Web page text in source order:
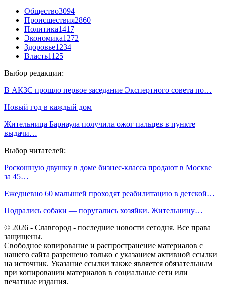
Общество3094
Происшествия2860
Политика1417
Экономика1272
Здоровье1234
Власть1125
Выбор редакции:
В АКЗС прошло первое заседание Экспертного совета по…
Новый год в каждый дом
Жительница Барнаула получила ожог пальцев в пункте
выдачи…
Выбор читателей:
Роскошную двушку в доме бизнес-класса продают в Москве
за 45…
Ежедневно 60 малышей проходят реабилитацию в детской…
Подрались собаки — поругались хозяйки. Жительницу…
© 2026 - Славгород - последние новости сегодня. Все права
защищены.
Свободное копирование и распространение материалов с
нашего сайта разрешено только с указанием активной ссылки
на источник. Указание ссылки также является обязательным
при копировании материалов в социальные сети или
печатные издания.